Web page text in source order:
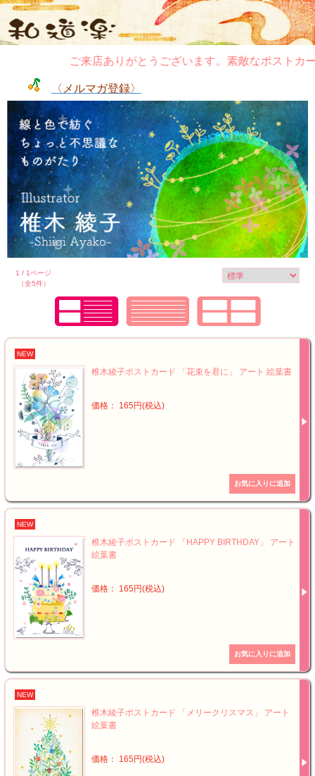
ご来店ありがとうございます。素敵なポストカ
〈メルマガ登録〉
1 / 1ページ
（全5件）
NEW
椎木綾子ポストカード 「花束を君に」 アート 絵葉書
価格： 165円(税込)
NEW
椎木綾子ポストカード 「HAPPY BIRTHDAY」 アート
絵葉書
価格： 165円(税込)
NEW
椎木綾子ポストカード 「メリークリスマス」 アート
絵葉書
価格： 165円(税込)